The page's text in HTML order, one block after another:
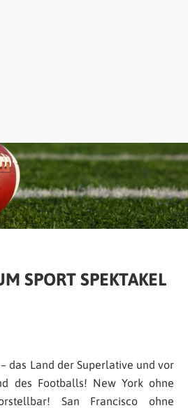
SPORT SPEKTAKEL
das Land der Superlative und vor
des Footballs! New York ohne
San Francisco ohne